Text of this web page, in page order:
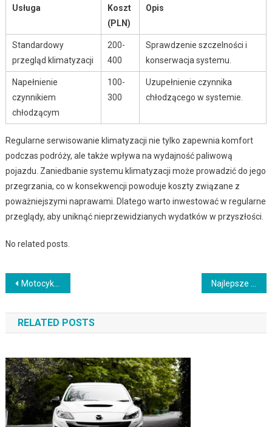
Usługa
Koszt
(PLN)
Opis
Standardowy
przegląd klimatyzacji
200-
400
Sprawdzenie szczelności i
konserwacja systemu.
Napełnienie
czynnikiem
chłodzącym
100-
300
Uzupełnienie czynnika
chłodzącego w systemie.
Regularne serwisowanie klimatyzacji nie tylko zapewnia komfort
podczas podróży, ale także wpływa na wydajność paliwową
pojazdu. Zaniedbanie systemu klimatyzacji może prowadzić do jego
przegrzania, co w konsekwencji powoduje koszty związane z
poważniejszymi naprawami. Dlatego warto inwestować w regularne
przeglądy, aby uniknąć nieprzewidzianych wydatków w przyszłości.
No related posts.
Nawigacja
wpisu
Motocykle turystyczne: jak przygotować się do długiej podróży?
RELATED POSTS